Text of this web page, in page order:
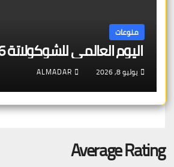
منوعات
اليوم العالمي للشوكولاتة 2026
يوليو 8, 2026 ALMADAR
Average Rating